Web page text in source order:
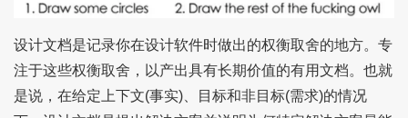
设计文档是记录你在设计软件时做出的权衡取舍的地方。专
注于这些权衡取舍，以产出具有长期价值的有用文档。也就
是说，在给定上下文(事实)、目标和非目标(需求)的情况